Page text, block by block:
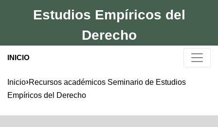
Estudios Empíricos del
Derecho
INICIO
Usted
está
Inicio›Recursos académicos Seminario de Estudios
Empíricos del Derecho